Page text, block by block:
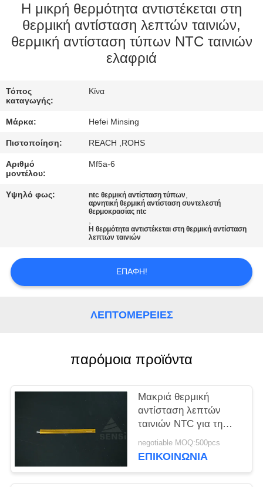
ΠΟΙΟΤΙΚΌΣ
ΈΛΕΓΧΟΣ
ΕΛΆΤΕ
ΣΕ
ΕΠΑΦΉ
ΕΙΔΉΣΕΙΣ
ΖΗΤΉΣΤΕ
ΑΠΌΣΠΑΣΜΑ
POLICY
Η μικρή θερμότητα αντιστέκεται στη
θερμική αντίσταση λεπτών ταινιών,
θερμική αντίσταση τύπων NTC ταινιών
ελαφριά
Τόπος
καταγωγής:
Κίνα
Μάρκα: Hefei Minsing
Πιστοποίηση: REACH ,ROHS
Αριθμό
μοντέλου:
Mf5a-6
Υψηλό φως: ntc θερμική αντίσταση τύπων,
αρνητική θερμική αντίσταση συντελεστή
θερμοκρασίας ntc
,
Η θερμότητα αντιστέκεται στη θερμική αντίσταση
λεπτών ταινιών
ΕΠΑΦΉ!
ΛΕΠΤΟΜΈΡΕΙΕΣ
παρόμοια προϊόντα
Μακριά θερμική
αντίσταση λεπτών
ταινιών NTC για τη
υψηλή ακρίβεια
μέτρησης
negotiable MOQ:500pcs
ΕΠΙΚΟΙΝΩΝΙΑ